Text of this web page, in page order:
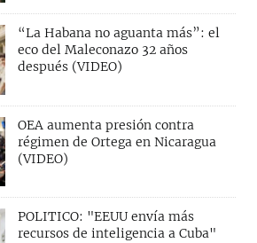
“La Habana no aguanta más”: el
eco del Maleconazo 32 años
después (VIDEO)
OEA aumenta presión contra
régimen de Ortega en Nicaragua
(VIDEO)
POLITICO: "EEUU envía más
recursos de inteligencia a Cuba"